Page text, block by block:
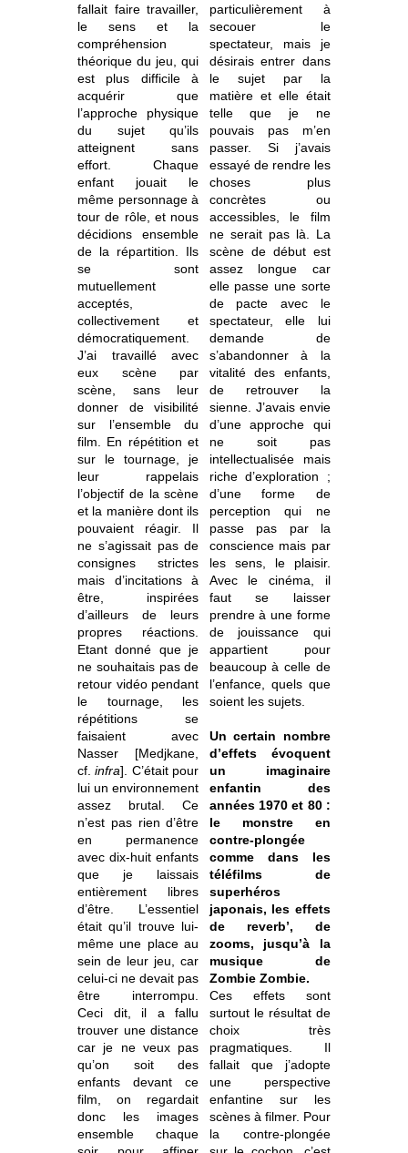
fallait faire travailler,
le sens et la
compréhension
théorique du jeu, qui
est plus difficile à
acquérir que
l’approche physique
du sujet qu’ils
atteignent sans
effort. Chaque
enfant jouait le
même personnage à
tour de rôle, et nous
décidions ensemble
de la répartition. Ils
se sont
mutuellement
acceptés,
collectivement et
démocratiquement.
J’ai travaillé avec
eux scène par
scène, sans leur
donner de visibilité
sur l’ensemble du
film. En répétition et
sur le tournage, je
leur rappelais
l’objectif de la scène
et la manière dont ils
pouvaient réagir. Il
ne s’agissait pas de
consignes strictes
mais d’incitations à
être, inspirées
d’ailleurs de leurs
propres réactions.
Etant donné que je
ne souhaitais pas de
retour vidéo pendant
le tournage, les
répétitions se
faisaient avec
Nasser [Medjkane,
cf.infra]. C’était pour
lui un environnement
assez brutal. Ce
n’est pas rien d’être
en permanence
avec dix-huit enfants
que je laissais
entièrement libres
d’être. L’essentiel
était qu’il trouve lui-
même une place au
sein de leur jeu, car
celui-ci ne devait pas
être interrompu.
Ceci dit, il a fallu
trouver une distance
car je ne veux pas
qu’on soit des
enfants devant ce
film, on regardait
donc les images
ensemble chaque
particulièrement à
secouer le
spectateur, mais je
désirais entrer dans
le sujet par la
matière et elle était
telle que je ne
pouvais pas m’en
passer. Si j’avais
essayé de rendre les
choses plus
concrètes ou
accessibles, le film
ne serait pas là. La
scène de début est
assez longue car
elle passe une sorte
de pacte avec le
spectateur, elle lui
demande de
s’abandonner à la
vitalité des enfants,
de retrouver la
sienne. J’avais envie
d’une approche qui
ne soit pas
intellectualisée mais
riche d’exploration ;
d’une forme de
perception qui ne
passe pas par la
conscience mais par
les sens, le plaisir.
Avec le cinéma, il
faut se laisser
prendre à une forme
de jouissance qui
appartient pour
beaucoup à celle de
l’enfance, quels que
soient les sujets.
Un certain nombre
d’effets évoquent
un imaginaire
enfantin des
années 1970 et 80 :
le monstre en
contre-plongée
comme dans les
téléfilms de
superhéros
japonais, les effets
de reverb’, de
zooms, jusqu’à la
musique de
Zombie Zombie.
Ces effets sont
surtout le résultat de
choix très
pragmatiques. Il
fallait que j’adopte
une perspective
enfantine sur les
scènes à filmer. Pour
la contre-plongée